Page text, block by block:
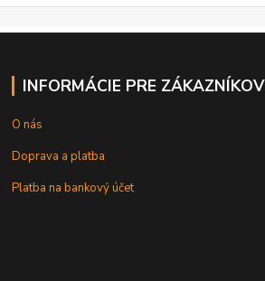
INFORMÁCIE PRE ZÁKAZNÍKOV
O nás
Doprava a platba
Platba na bankový účet